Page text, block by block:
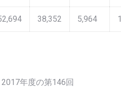
38,352 5,964
年度の第146回